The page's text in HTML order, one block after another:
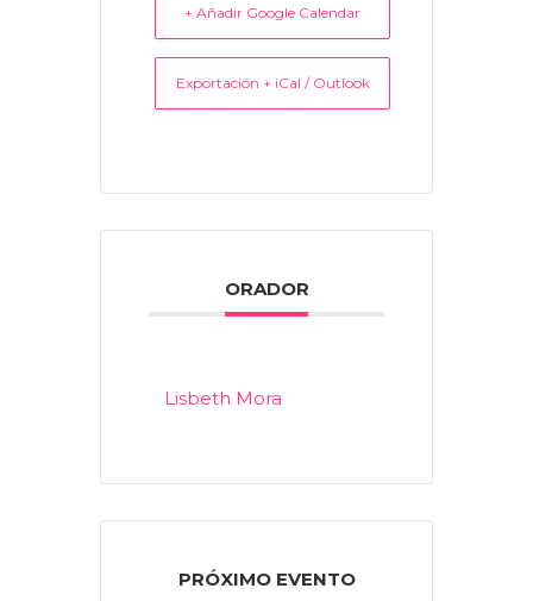
+ Añadir Google Calendar
Exportación + iCal / Outlook
ORADOR
Lisbeth Mora
PRÓXIMO EVENTO